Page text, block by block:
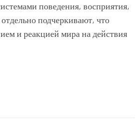
поведения, восприятия,
подчеркивают, что
и реакцией мира на действия